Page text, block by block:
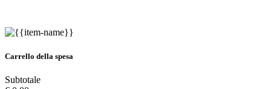
Carrello della spesa
Subtotale